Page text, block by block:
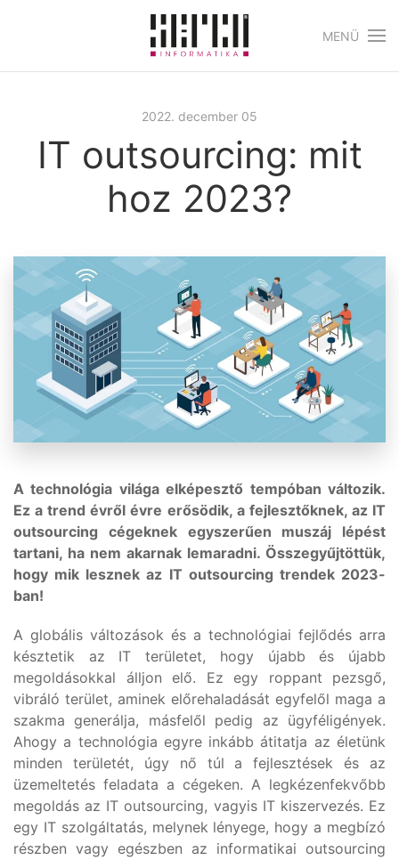
Skip to main content
MENÜ
2022. december 05
IT outsourcing: mit
hoz 2023?
A technológia világa elképesztő tempóban változik.
Ez a trend évről évre erősödik, a fejlesztőknek, az IT
outsourcing cégeknek egyszerűen muszáj lépést
tartani, ha nem akarnak lemaradni. Összegyűjtöttük,
hogy mik lesznek az IT outsourcing trendek 2023-
ban!
A globális változások és a technológiai fejlődés arra
késztetik az IT területet, hogy újabb és újabb
megoldásokkal álljon elő. Ez egy roppant pezsgő,
vibráló terület, aminek előrehaladását egyfelől maga a
szakma generálja, másfelől pedig az ügyféligények.
Ahogy a technológia egyre inkább átitatja az életünk
minden területét, úgy nő túl a fejlesztések és az
üzemeltetés feladata a cégeken. A legkézenfekvőbb
megoldás az IT outsourcing, vagyis IT kiszervezés. Ez
egy IT szolgáltatás, melynek lényege, hogy a megbízó
részben vagy egészben az informatikai outsourcing